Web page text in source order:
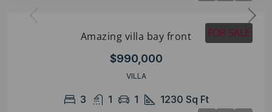
FOR SALE
Amazing villa bay front
$990,000
VILLA
3 1 1 1230 Sq Ft